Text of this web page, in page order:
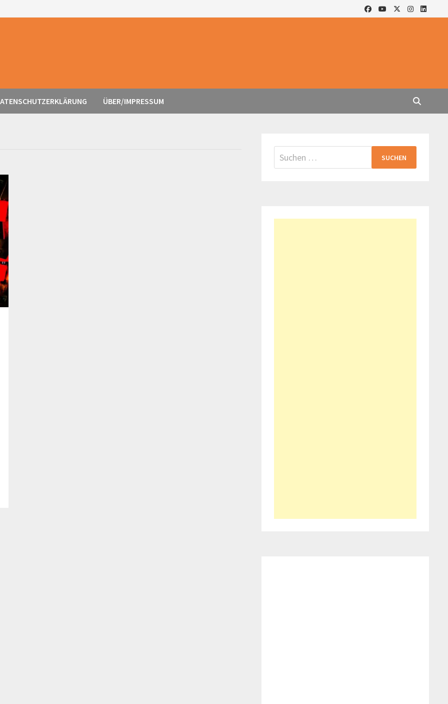
ÜBER/IMPRESSUM
Suchen
nach: